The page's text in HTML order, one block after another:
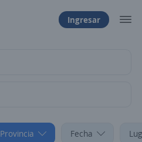
Ingresar
Provincia Fecha